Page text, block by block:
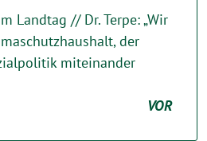
Landtag // Dr. Terpe: „Wir
der
miteinander
VOR